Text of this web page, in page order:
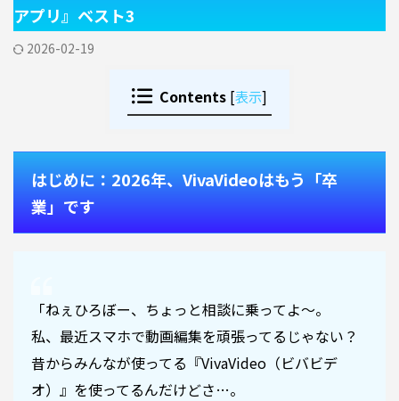
アプリ』ベスト3
2026-02-19
Contents [表示]
はじめに：2026年、VivaVideoはもう「卒
業」です
「ねぇひろぼー、ちょっと相談に乗ってよ〜。
私、最近スマホで動画編集を頑張ってるじゃない？
昔からみんなが使ってる『VivaVideo（ビバビデ
オ）』を使ってるんだけどさ…。